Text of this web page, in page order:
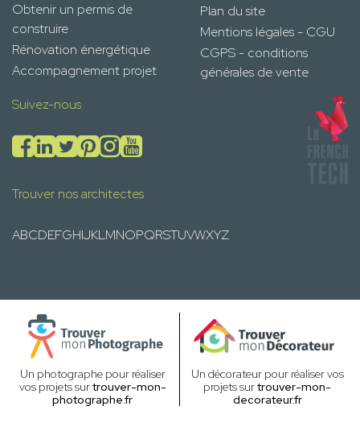
Obtenir un permis de
construire
Rénovation énergétique
Accompagnement projet
Plan du site
Mentions légales - CGU
CGPS - conditions
générales de vente
Suivez-nous
Trouver nos architectes
ABCDEFGHIJKLMNOPQRSTUVWXYZ
Un photographe pour réaliser
vos projets surtrouver-mon-
photographe.fr
Un décorateur pour réaliser vos
projets surtrouver-mon-
decorateur.fr